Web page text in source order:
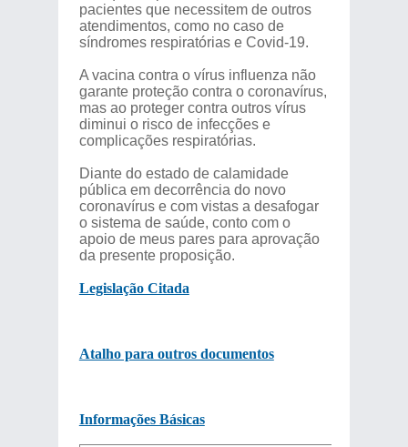
pacientes que necessitem de outros
atendimentos, como no caso de
síndromes respiratórias e Covid-19.
A vacina contra o vírus influenza não
garante proteção contra o coronavírus,
mas ao proteger contra outros vírus
diminui o risco de infecções e
complicações respiratórias.
Diante do estado de calamidade
pública em decorrência do novo
coronavírus e com vistas a desafogar
o sistema de saúde, conto com o
apoio de meus pares para aprovação
da presente proposição.
Legislação Citada
Atalho para outros documentos
Informações Básicas